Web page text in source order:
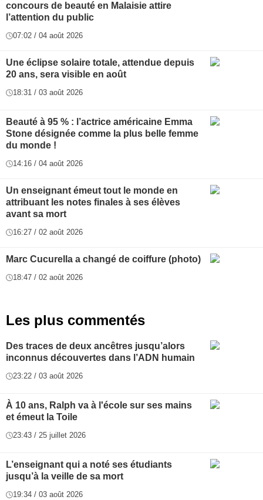
concours de beauté en Malaisie attire
l’attention du public
07:02 / 04 août 2026
Une éclipse solaire totale, attendue depuis
20 ans, sera visible en août
18:31 / 03 août 2026
Beauté à 95 % : l’actrice américaine Emma
Stone désignée comme la plus belle femme
du monde !
14:16 / 04 août 2026
Un enseignant émeut tout le monde en
attribuant les notes finales à ses élèves
avant sa mort
16:27 / 02 août 2026
Marc Cucurella a changé de coiffure (photo)
18:47 / 02 août 2026
Les plus commentés
Des traces de deux ancêtres jusqu’alors
inconnus découvertes dans l’ADN humain
23:22 / 03 août 2026
À 10 ans, Ralph va à l'école sur ses mains
et émeut la Toile
23:43 / 25 juillet 2026
L’enseignant qui a noté ses étudiants
jusqu’à la veille de sa mort
19:34 / 03 août 2026